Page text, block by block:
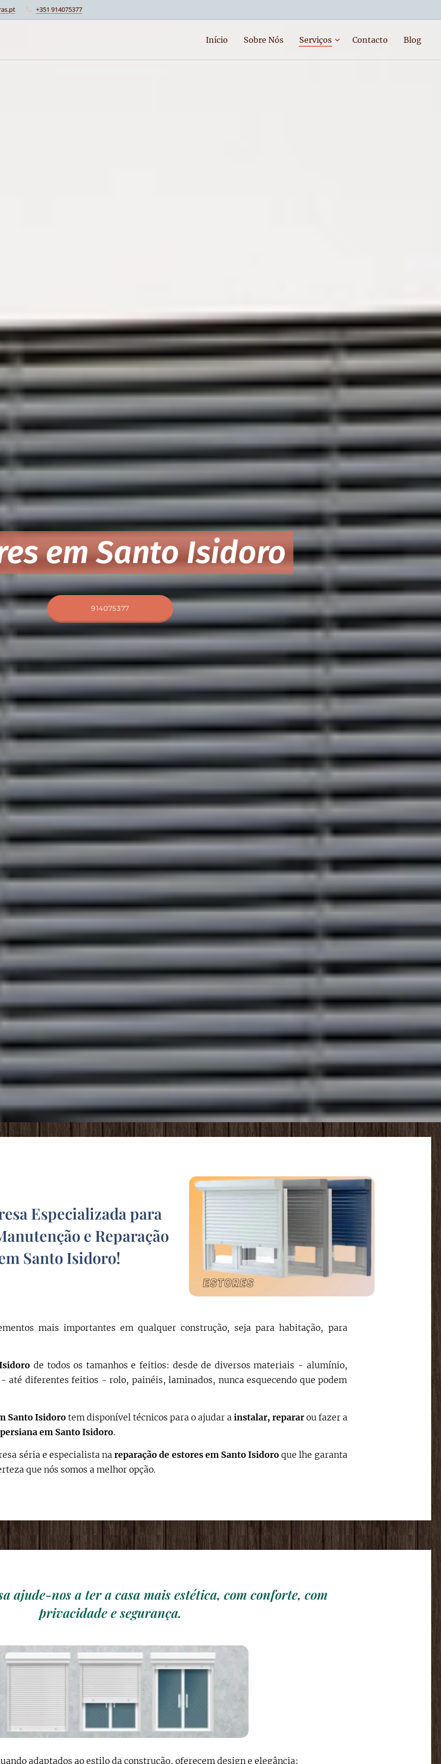
+351 914075377
Início Sobre Nós Serviços Contacto Blog
em Santo Isidoro
914075377
Especializada para
e Reparação
Santo Isidoro!
mais importantes em qualquer construção, seja para habitação, para
Isidorode todos os tamanhos e feitios: desde de diversos materiais - alumínio,
até diferentes feitios - rolo, painéis, laminados, nunca esquecendo que podem
Santo Isidorotem disponível técnicos para o ajudar ainstalar, repararou fazer a
persiana em Santo Isidoro.
séria e especialista nareparação de estoresem Santo Isidoroque lhe garanta
que nós somos a melhor opção.
ajude-nos a ter a casa mais estética, com conforte, com
privacidade e segurança.
adaptados ao estilo da construção, oferecem design e elegância;